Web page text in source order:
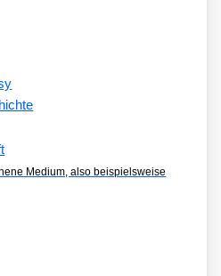
Medium, also beispielsweise